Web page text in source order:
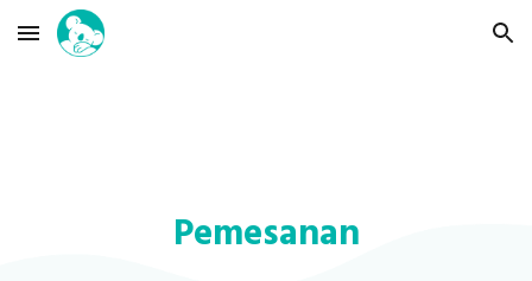
Skip to main content Skip to navigation
Pemesanan